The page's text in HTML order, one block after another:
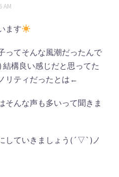
AM
ます
ってそんな風潮だったんで
構良い感じだと思ってた
リティだったとは←
そんな声も多いって聞きま
していきましょう(´▽`)ノ